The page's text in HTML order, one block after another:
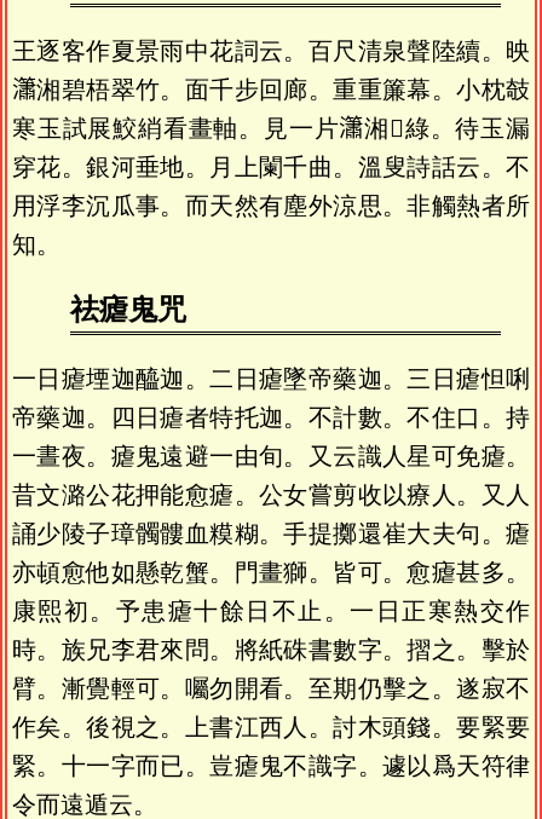
王逐客作夏景雨中花詞云。百尺清泉聲陸續。映
𤄙湘碧梧翠竹。面千步回廊。重重簾幕。小枕攲
寒玉試展鮫綃看畫軸。見一片𤄙湘𤁒綠。待玉漏
穿花。銀河垂地。月上闌千曲。溫叟詩話云。不
用浮李沉瓜事。而天然有塵外涼思。非觸熱者所
知。
祛瘧鬼咒
一日瘧堙迦醯迦。二日瘧墜帝藥迦。三日瘧怛唎
帝藥迦。四日瘧者特托迦。不計數。不住口。持
一晝夜。瘧鬼遠避一由旬。又云識人星可免瘧。
昔文潞公花押能愈瘧。公女嘗剪收以療人。又人
誦少陵子璋髑髏血糢糊。手提擲還崔大夫句。瘧
亦頓愈他如懸乾蟹。門畫獅。皆可。愈瘧甚多。
康熙初。予患瘧十餘日不止。一日正寒熱交作
時。族兄李君來問。將紙硃書數字。摺之。擊於
臂。漸覺輕可。囑勿開看。至期仍擊之。遂寂不
作矣。後視之。上書江西人。討木頭錢。要緊要
緊。十一字而已。豈瘧鬼不識字。遽以爲天符律
令而遠遁云。